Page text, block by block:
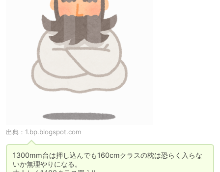
出典： 1.bp.blogspot.com
1300mm台は押し込んでも160cmクラスの枕は恐らく入らな
いか無理やりになる。